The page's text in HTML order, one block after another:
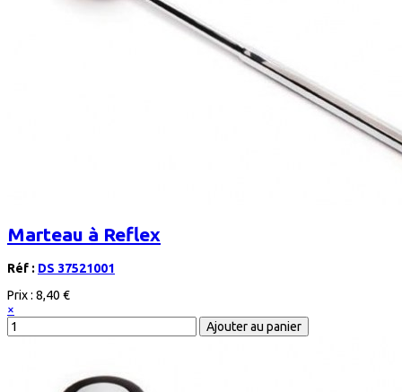
Marteau à Reflex
Réf : DS 37521001
Prix : 8,40 €
×